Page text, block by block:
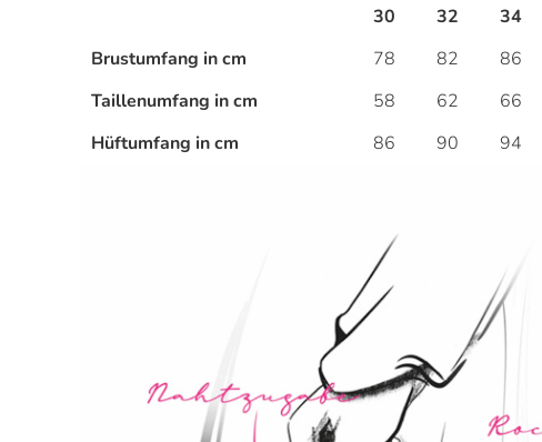
30 32 34
Brustumfang in cm
78 82 86
Taillenumfang in cm
58 62 66
Hüftumfang in cm
86 90 94